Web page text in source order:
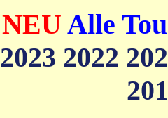
NEU Alle
2023 2022